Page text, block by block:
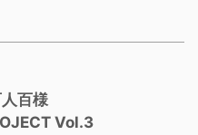
人百様
Vol.3